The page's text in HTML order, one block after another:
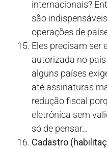
internacionais?
são
operações de
Eles precisam ser
autorizada no
alguns países
até assinaturas
redução fiscal
eletrônica sem
só de pensar…
Cadastro